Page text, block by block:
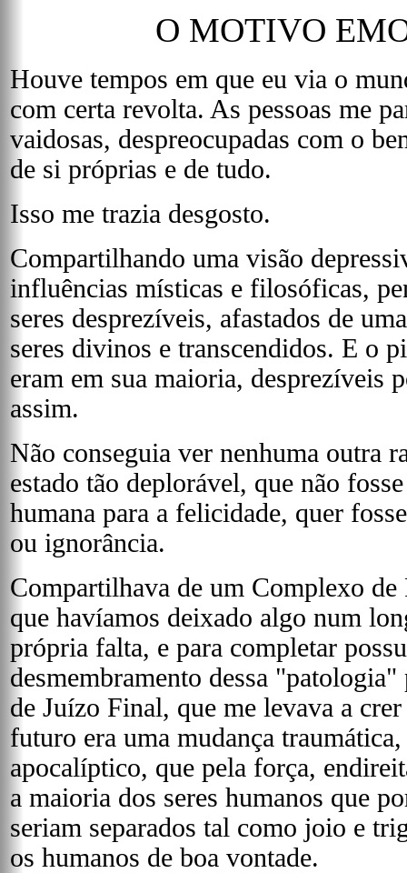
O MOTIVO
Houve tempos em que eu via o
com certa revolta. As pessoas me
vaidosas, despreocupadas com o
de si próprias e de tudo.
Isso me trazia desgosto.
Compartilhando uma visão
influências místicas e filosóficas,
seres desprezíveis, afastados de
seres divinos e transcendidos. E o
eram em sua maioria, desprezíveis
assim.
Não conseguia ver nenhuma outra
estado tão deplorável, que não
humana para a felicidade, quer
ou ignorância.
Compartilhava de um Complexo de
que havíamos deixado algo num
própria falta, e para completar
desmembramento dessa
de Juízo Final, que me levava a
futuro era uma mudança
apocalíptico, que pela força,
a maioria dos seres humanos que
seriam separados tal como joio e
os humanos de boa vontade.